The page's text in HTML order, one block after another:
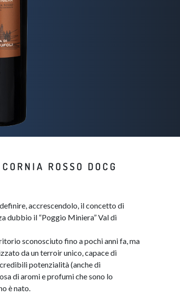
ROSSO DOCG
accrescendolo, il concetto di
dubbio il “Poggio Miniera” Val di
sconosciuto fino a pochi anni fa, ma
da un terroir unico, capace di
potenzialità (anche di
di aromi e profumi che sono lo
è nato.